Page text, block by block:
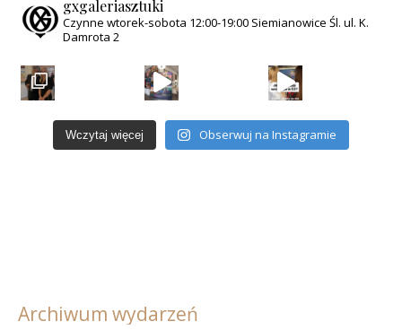
gxgaleriasztuki
Czynne wtorek-sobota 12:00-19:00 Siemianowice Śl. ul. K.
Damrota 2
Wczytaj więcej Obserwuj na Instagramie
Archiwum wydarzeń